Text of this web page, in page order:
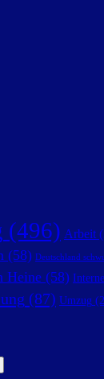
(496) Arbeit
(58) Deutschland
Heine (58)
(87) Umzug